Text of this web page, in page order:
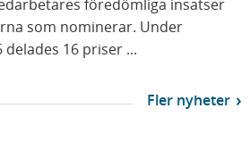
föredömliga insatser
som nominerar. Under
16 priser ...
Fler nyheter